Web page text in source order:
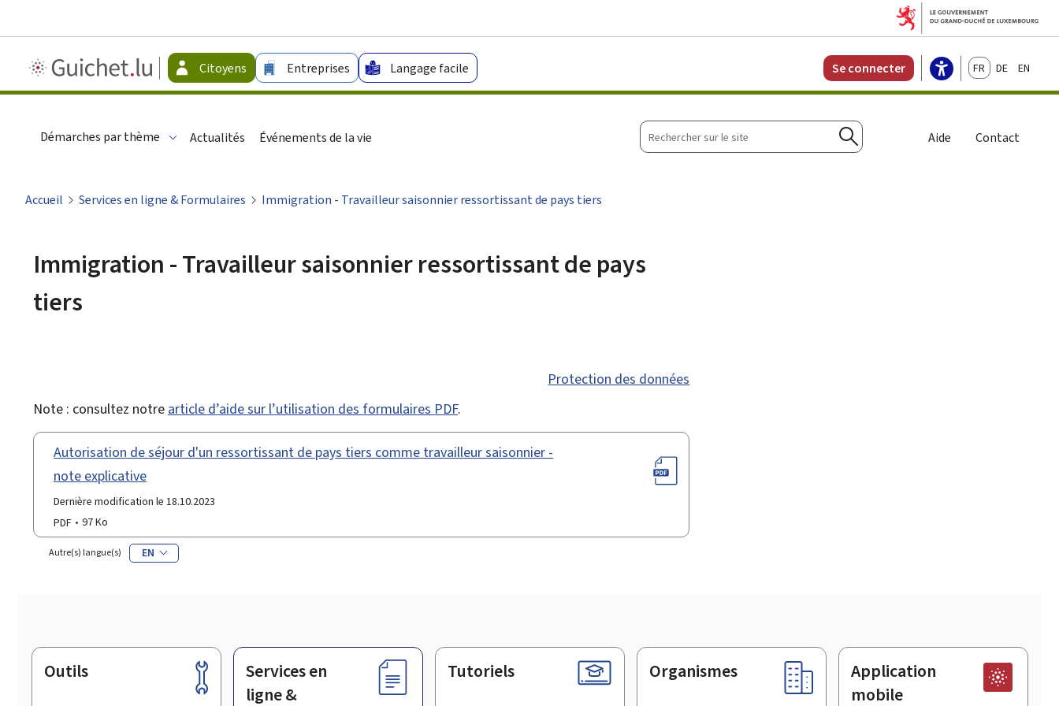
Guichet.lu
-
Citoyens Entreprises Langage facile Se connecter FrançaisDeutschEnglish
Démarches par thème Actualités Événements de la vie
Rechercher
sur
Rechercher
Aide Contact
Accueil Services en ligne & Formulaires Immigration - Travailleur saisonnier ressortissant de pays tiers
Immigration - Travailleur saisonnier ressortissant de pays
tiers
Protection des données
Note : consultez notre article d’aide sur l’utilisation des formulaires PDF.
Autorisation de séjour d'un ressortissant de pays tiers comme travailleur saisonnier -
note explicative
Dernière modification le 18.10.2023
PDF
97 Ko
Autre(s) langue(s) EN
Pied
Outils
Services en
ligne &
Tutoriels Organismes
Application
mobile